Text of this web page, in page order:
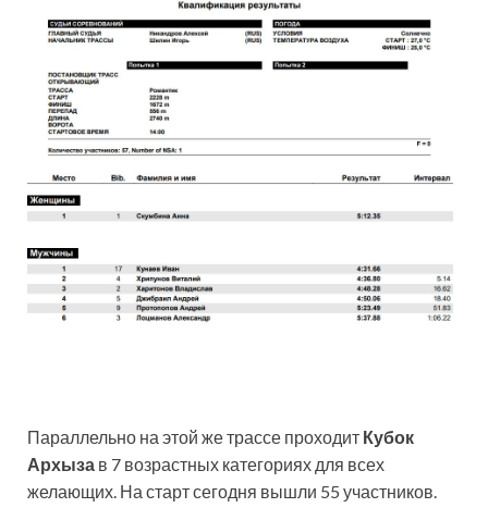
Параллельно на этой же трассе проходит Кубок
Архыза в 7 возрастных категориях для всех
желающих. На старт сегодня вышли 55 участников.